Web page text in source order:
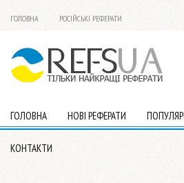
ГОЛОВНА РОСІЙСЬКІ РЕФЕРАТИ
ГОЛОВНА НОВІ РЕФЕРАТИ
КОНТАКТИ